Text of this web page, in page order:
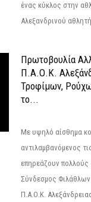
ένας κύκλος στην
Αλεξανδρινού
Πρωτοβουλία
Π.Α.Ο.Κ.
Τροφίμων,
το...
Με υψηλό αίσθημα
αντιλαμβανόμενος
επηρεάζουν πολλούς
Σύνδεσμος
Π.Α.Ο.Κ.